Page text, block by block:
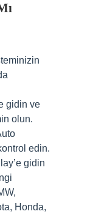
gidin ve
olun.
edin.
gidin
Honda,